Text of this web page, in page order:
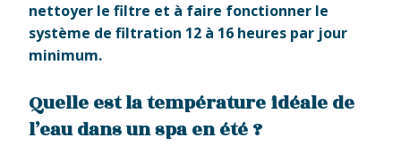
nettoyer le filtre et à faire fonctionner le
système de filtration 12 à 16 heures par jour
minimum.
Quelle est la température idéale de
l’eau dans un spa en été ?